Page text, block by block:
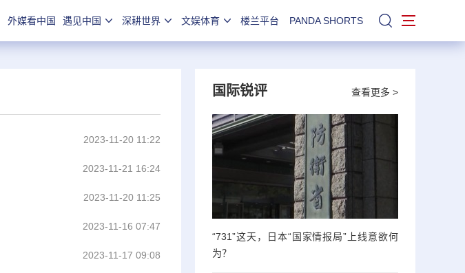
外媒看中国 遇见中国 深耕世界 文娱体育 楼兰平台 PANDA SHORTS 站内搜索
2023-11-20 11:22
2023-11-21 16:24
2023-11-20 11:25
2023-11-16 07:47
2023-11-17 09:08
查看更多 >
国际锐评
“731”这天，日本“国家情报局”上线意欲何
为？